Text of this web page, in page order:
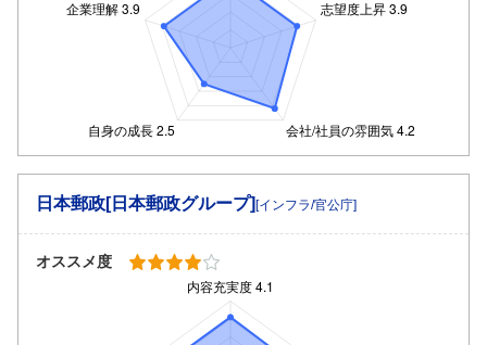
日本郵政[日本郵政グループ][インフラ/官公庁]
オススメ度